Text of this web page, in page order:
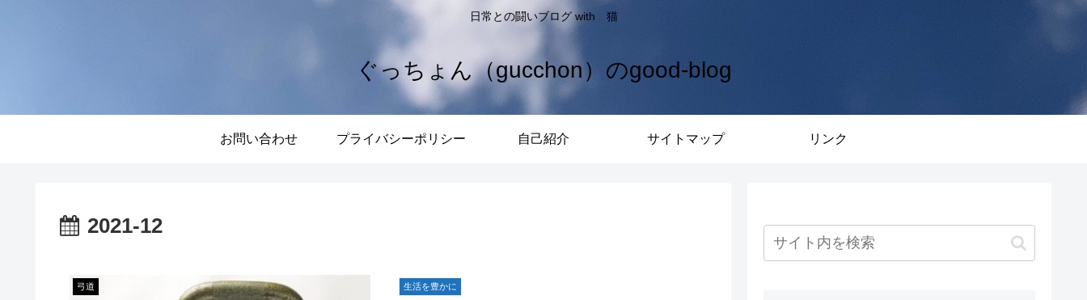
日常との闘いブログ with 猫
ぐっちょん（gucchon）のgood-blog
お問い合わせ プライバシーポリシー 自己紹介 サイトマップ リンク
2021-12
弓道 生活を豊かに